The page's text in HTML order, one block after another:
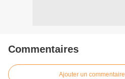
Commentaires
Ajouter un commentaire